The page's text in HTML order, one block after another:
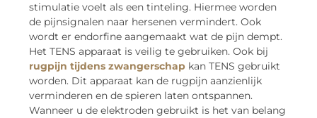
stimulatie voelt als een tinteling. Hiermee worden
de pijnsignalen naar hersenen vermindert. Ook
wordt er endorfine aangemaakt wat de pijn dempt.
Het TENS apparaat is veilig te gebruiken. Ook bij
rugpijn tijdens zwangerschap kan TENS gebruikt
worden. Dit apparaat kan de rugpijn aanzienlijk
verminderen en de spieren laten ontspannen.
Wanneer u de elektroden gebruikt is het van belang